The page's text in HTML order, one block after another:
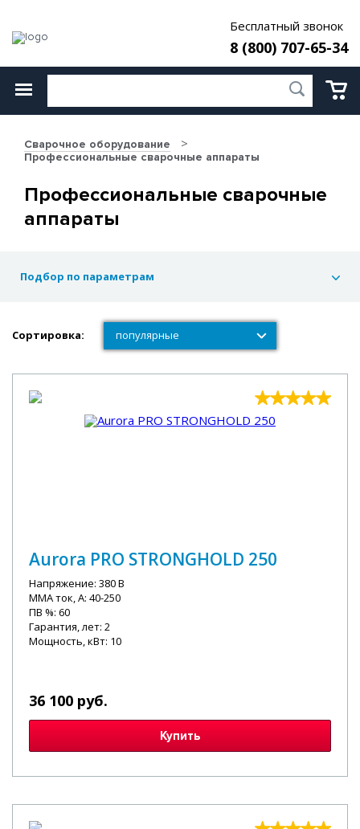
Бесплатный звонок
8 (800) 707-65-34
Сварочное оборудование
Профессиональные сварочные аппараты
Профессиональные сварочные
аппараты
Подбор по параметрам
Сортировка: популярные
популярные
Aurora PRO STRONGHOLD 250
Напряжение: 380 В
MMA ток, А: 40-250
ПВ %: 60
Гарантия, лет: 2
Мощность, кВт: 10
36 100 руб.
Купить